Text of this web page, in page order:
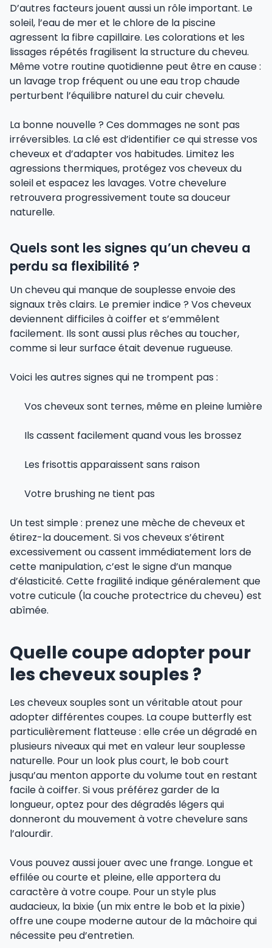
D’autres facteurs jouent aussi un rôle important. Le
soleil, l’eau de mer et le chlore de la piscine
agressent la fibre capillaire. Les colorations et les
lissages répétés fragilisent la structure du cheveu.
Même votre routine quotidienne peut être en cause :
un lavage trop fréquent ou une eau trop chaude
perturbent l’équilibre naturel du cuir chevelu.
La bonne nouvelle ? Ces dommages ne sont pas
irréversibles. La clé est d’identifier ce qui stresse vos
cheveux et d’adapter vos habitudes. Limitez les
agressions thermiques, protégez vos cheveux du
soleil et espacez les lavages. Votre chevelure
retrouvera progressivement toute sa douceur
naturelle.
Quels sont les signes qu’un cheveu a
perdu sa flexibilité ?
Un cheveu qui manque de souplesse envoie des
signaux très clairs. Le premier indice ? Vos cheveux
deviennent difficiles à coiffer et s’emmêlent
facilement. Ils sont aussi plus rêches au toucher,
comme si leur surface était devenue rugueuse.
Voici les autres signes qui ne trompent pas :
Vos cheveux sont ternes, même en pleine lumière
Ils cassent facilement quand vous les brossez
Les frisottis apparaissent sans raison
Votre brushing ne tient pas
Un test simple : prenez une mèche de cheveux et
étirez-la doucement. Si vos cheveux s’étirent
excessivement ou cassent immédiatement lors de
cette manipulation, c’est le signe d’un manque
d’élasticité. Cette fragilité indique généralement que
votre cuticule (la couche protectrice du cheveu) est
abîmée.
Quelle coupe adopter pour
les cheveux souples ?
Les cheveux souples sont un véritable atout pour
adopter différentes coupes. La coupe butterfly est
particulièrement flatteuse : elle crée un dégradé en
plusieurs niveaux qui met en valeur leur souplesse
naturelle. Pour un look plus court, le bob court
jusqu’au menton apporte du volume tout en restant
facile à coiffer. Si vous préférez garder de la
longueur, optez pour des dégradés légers qui
donneront du mouvement à votre chevelure sans
l’alourdir.
Vous pouvez aussi jouer avec une frange. Longue et
effilée ou courte et pleine, elle apportera du
caractère à votre coupe. Pour un style plus
audacieux, la bixie (un mix entre le bob et la pixie)
offre une coupe moderne autour de la mâchoire qui
nécessite peu d’entretien.